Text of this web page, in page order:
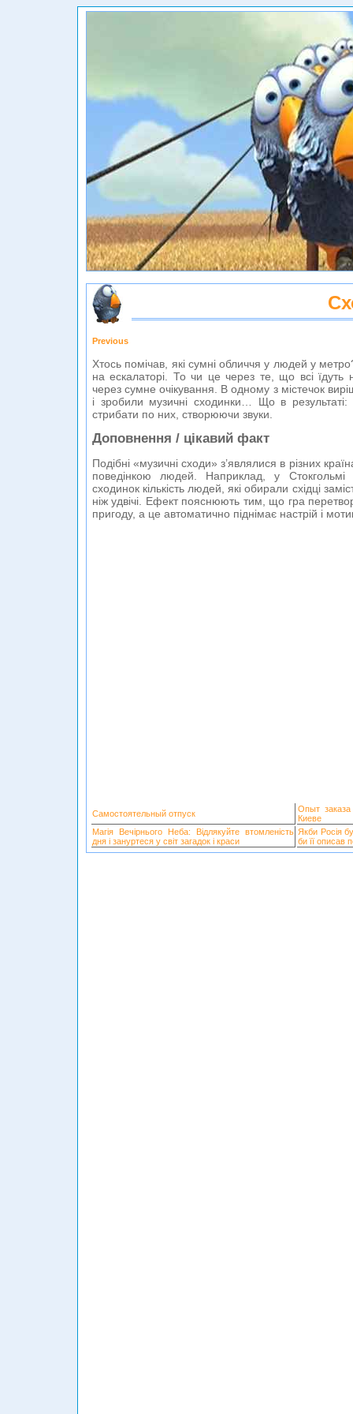
Previous
Хтось помічав, які сумні обличчя у людей у
на ескалаторі. То чи це через те, що всі
через сумне очікування. В одному з містечок
і зробили музичні сходинки… Що в результаті:
стрибати по них, створюючи звуки.
Доповнення / цікавий факт
Подібні «музичні сходи» з’являлися в різних
поведінкою людей. Наприклад, у Стокгольмі
сходинок кількість людей, які обирали східці
ніж удвічі. Ефект пояснюють тим, що гра
пригоду, а це автоматично піднімає настрій і
Самостоятельный отпуск
Опыт
Киеве
Магія Вечірнього Неба: Відлякуйте втомленість
дня і зануртеся у світ загадок і краси
Якби Росія
би її описав